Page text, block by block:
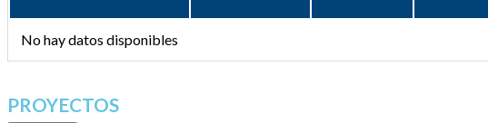
No hay datos disponibles
PROYECTOS